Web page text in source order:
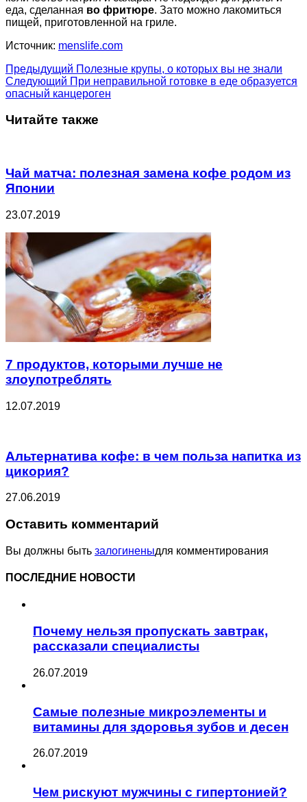
еда, сделанная во фритюре. Зато можно лакомиться
пищей, приготовленной на гриле.
Источник: menslife.com
Предыдущий Полезные крупы, о которых вы не знали
Следующий При неправильной готовке в еде образуется
опасный канцероген
Читайте также
Чай матча: полезная замена кофе родом из
Японии
23.07.2019
7 продуктов, которыми лучше не
злоупотреблять
12.07.2019
Альтернатива кофе: в чем польза напитка из
цикория?
27.06.2019
Оставить комментарий
Вы должны быть залогиненыдля комментирования
ПОСЛЕДНИЕ НОВОСТИ
Почему нельзя пропускать завтрак,
рассказали специалисты
26.07.2019
Самые полезные микроэлементы и
витамины для здоровья зубов и десен
26.07.2019
Чем рискуют мужчины с гипертонией?